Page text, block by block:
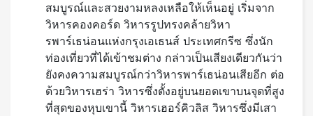
สมบูรณ์และสวยงามหลงเหลือให้เห็นอยู่ เริ่มจาก
วิหารคองคอร์ด วิหารรูปทรงคล้ายวิหา
รพาร์เธน่อนแห่งกรุงเอเธนส์ ประเทศกรีซ ซึ่งนัก
ท่องเที่ยวที่ได้เข้าชมต่าง กล่าวเป็นเสียงเดียวกันว่า
ยังคงความสมบูรณ์กว่าวิหารพาร์เธน่อนเสียอีก ต่อ
ด้วยวิหารเฮร่า วิหารซึ่งตั้งอยู่บนยอดเขาบนจุดที่สูง
ที่สุดของหุบเขานี้ วิหารเฮอร์คิวลิส วิหารซึ่งมีเสา